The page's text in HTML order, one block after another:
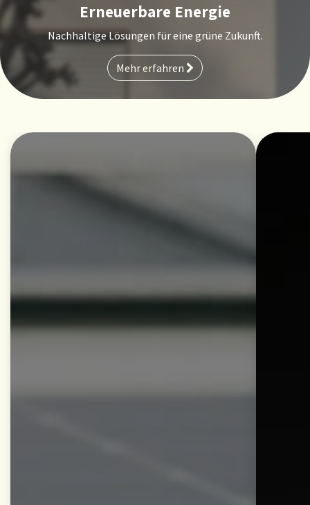
Erneuerbare Energie
Nachhaltige Lösungen für eine grüne Zukunft.
Mehr erfahren